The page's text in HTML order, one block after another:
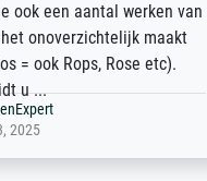
wurde.